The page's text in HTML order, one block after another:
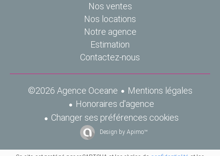
Nos ventes
Nos locations
Notre agence
Estimation
Contactez-nous
©2026 Agence Oceane
Mentions légales
Honoraires d'agence
Changer ses préférences cookies
Design by Apimo™